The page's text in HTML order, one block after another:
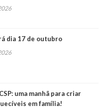
dia 17 de outubro
uma manhã para criar
em família!